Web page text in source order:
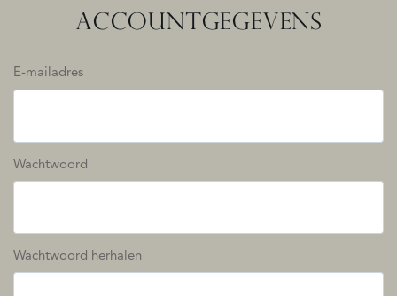
ACCOUNTGEGEVENS
E-mailadres
Wachtwoord
Wachtwoord herhalen